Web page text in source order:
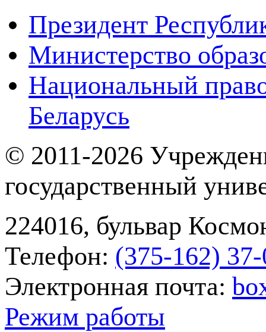
Президент
Министерство
Национальный
Беларусь
© 2011-2026
государственный
224016, бульвар
Телефон: (375-162)
Электронная почта:
Режим работы